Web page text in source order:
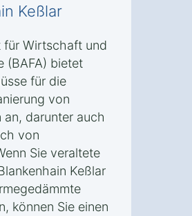
Keßlar
für Wirtschaft und
(BAFA) bietet
für die
von
darunter auch
von
Sie veraltete
Keßlar
können Sie einen